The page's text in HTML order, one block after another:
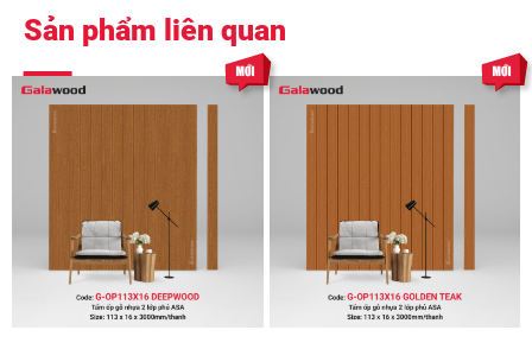
Sản phẩm liên quan